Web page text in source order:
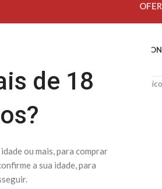
de 18
ou mais, para comprar
a sua idade, para
LOJA
Base Silicone Intymate – Puro –